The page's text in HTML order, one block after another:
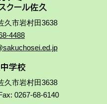
クール佐久
久市岩村田3638
4488
学校
久市岩村田3638
0267-68-6140